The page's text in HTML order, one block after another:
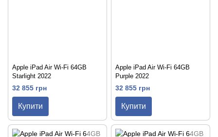
Apple iPad Air Wi-Fi 64GB
Starlight 2022
32 855 грн
Купити
Apple iPad Air Wi-Fi 64GB
Purple 2022
32 855 грн
Купити